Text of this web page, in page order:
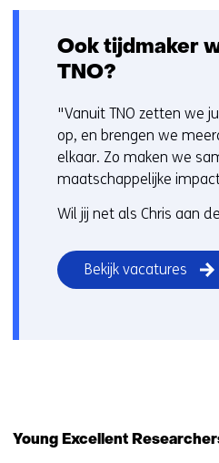
Ook tijdmaker
TNO?
"Vanuit TNO zetten we
op, en brengen we
elkaar. Zo maken we
maatschappelijke
Wil jij net als Chris aan
Bekijk vacatures
Young Excellent